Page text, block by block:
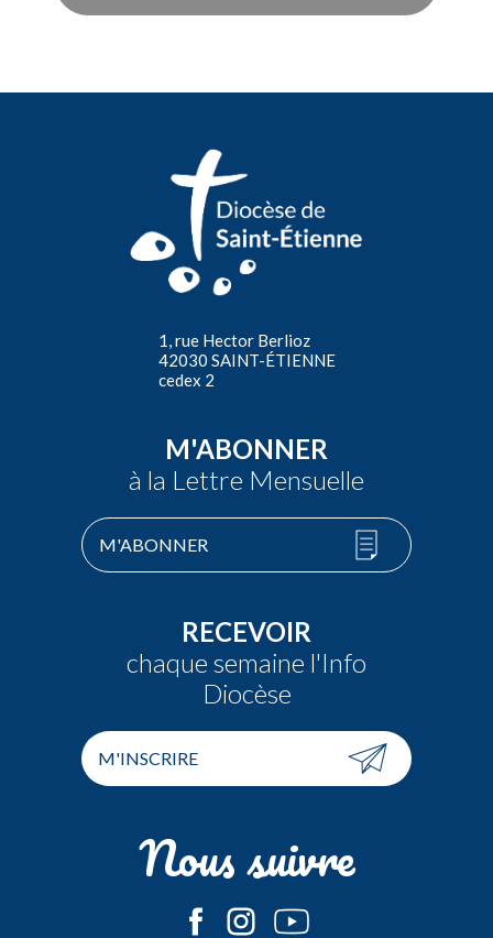
1, rue Hector Berlioz
42030 SAINT-ÉTIENNE
cedex 2
M'ABONNER
à la Lettre Mensuelle
M'ABONNER
RECEVOIR
chaque semaine l'Info
Diocèse
M'INSCRIRE
Nous suivre